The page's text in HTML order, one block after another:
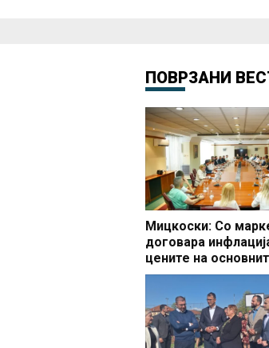
ПОВРЗАНИ
Мицкоски: Со
договара
цените на
производи да